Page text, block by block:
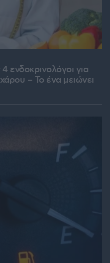
ενδοκρινολόγοι για
– Το ένα μειώνει